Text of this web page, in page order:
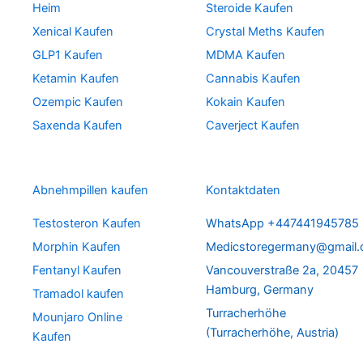
Heim
Xenical Kaufen
GLP1 Kaufen
Ketamin Kaufen
Ozempic Kaufen
Saxenda Kaufen
Steroide Kaufen
Crystal Meths Kaufen
MDMA Kaufen
Cannabis Kaufen
Kokain Kaufen
Caverject Kaufen
Abnehmpillen kaufen
Testosteron Kaufen
Morphin Kaufen
Fentanyl Kaufen
Tramadol kaufen
Mounjaro Online
Kaufen
Kontaktdaten
WhatsApp +447441945785
Vancouverstraße 2a, 20457
Hamburg, Germany
Turracherhöhe
(Turracherhöhe, Austria)